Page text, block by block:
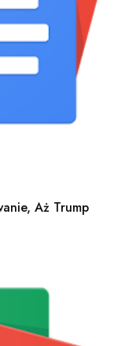
Aż Trump